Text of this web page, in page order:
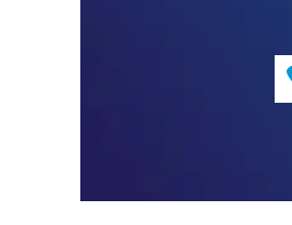
Измерение